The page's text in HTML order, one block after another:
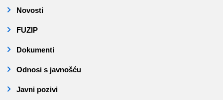
Novosti
FUZIP
Dokumenti
Odnosi s javnošću
Javni pozivi